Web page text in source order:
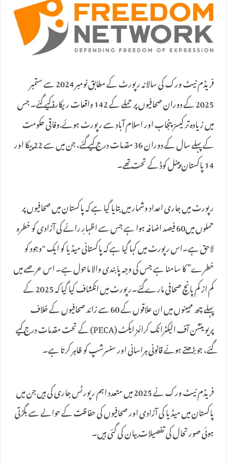
فریڈم نیٹ ورک کی سالانہ رپورٹ کے مطابق نومبر 2024 سے ستمبر
2025 کے دوران صحافیوں پر حملے کے 142 واقعات ریکارڈ کیے گئے۔ جس
میں زیادہ تر کیسز پنجاب اور اسلام آباد سے رپورٹ ہوئے.وفاقی حکومت
کے پہلے سال کے دوران 36 مقدمات درج کیے گئے، جن میں سے 22 پیکا اور
14 پاکستان پینل کوڈ کے تحت تھے۔
رپورٹ میں جاری اعداد وشمار میں بتایا گیا ہے کہ پاکستان میں صحافیوں پر
حملوں میں60 فیصد اضافہ ہوا ہے جس سے اظہارِ رائے کی آزادی کو خطرہ
لاحق ہے۔اس رپورٹ میں کہا گیا ہے کہ پاکستانی میڈیا کو ایک "وجود کو
خطرے” کا سامنا ہے جس کی وجہ پابندی والا ماحول ہے۔ اس عرصے میں
کم از کم پانچ صحافی مارے گئے۔رپورٹ میں انکشاف کیا گیا کہ 2025 کے
پہلے چھ مہینوں میں ان علاقوں کے 60 سے زائد صحافیوں کے خلاف
پریوینشن آف الیکٹرانک کرائمز ایکٹ (PECA) کے تحت مقدمات درج کیے
گئے، جو بڑھتے ہوئے قانونی ہراسانی اور سنسرشپ کو ظاہر کرتا ہے۔
فریڈم نیٹ ورک نے 2025 میں متعدد اہم رپورٹس جاری کی ہیں جن میں
پاکستان میں میڈیا کی آزادی اور صحافیوں کی حفاظت کے حوالے سے بگڑتی
ہوئی صورتحال کی تفصیلات بیان کی گئی ہیں۔